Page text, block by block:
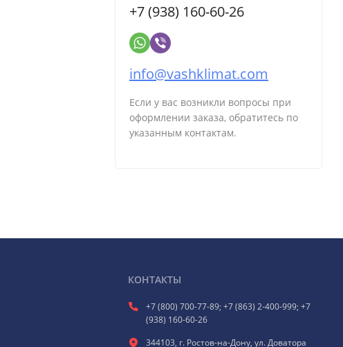
+7 (938) 160-60-26
info@vashklimat.com
Если у вас возникли вопросы при
оформлении заказа, обратитесь по
указанным контактам.
КОНТАКТЫ
+7 (800) 700-77-89; +7 (863) 2-400-999; +7
(938) 160-60-26
344103, г. Ростов-на-Дону, ул. Доватора